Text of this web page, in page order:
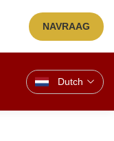
NAVRAAG
Dutch